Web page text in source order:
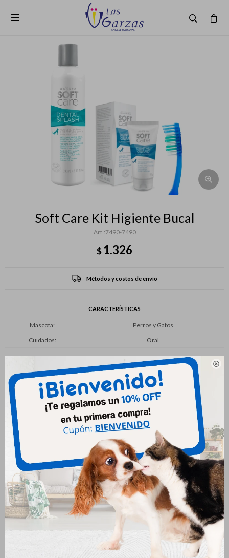


Soft Care Kit Higiente Bucal
7490-7490
$ 1.326
Métodos y costos de envío
CARACTERÍSTICAS
Mascota
Perros y Gatos
Cuidados
Oral
Productos que te pueden interesar
Soft Care Loción Hidratante
Para Patas Pet Glove (50 Gr)